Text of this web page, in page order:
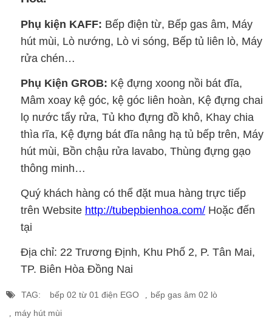
Phụ kiện KAFF: Bếp điện từ, Bếp gas âm, Máy
hút mùi, Lò nướng, Lò vi sóng, Bếp tủ liên lò, Máy
rửa chén…
Phụ Kiện GROB: Kệ đựng xoong nồi bát đĩa,
Mâm xoay kệ góc, kệ góc liên hoàn, Kệ đựng chai
lọ nước tẩy rửa, Tủ kho đựng đồ khô, Khay chia
thìa rĩa, Kệ đựng bát đĩa nâng hạ tủ bếp trên, Máy
hút mùi, Bồn chậu rửa lavabo, Thùng đựng gạo
thông minh…
Quý khách hàng có thể đặt mua hàng trực tiếp
trên Website http://tubepbienhoa.com/ Hoặc đến
tại
Địa chỉ: 22 Trương Định, Khu Phố 2, P. Tân Mai,
TP. Biên Hòa Đồng Nai
TAG: bếp 02 từ 01 điện EGO
bếp gas âm 02 lò
máy hút mùi